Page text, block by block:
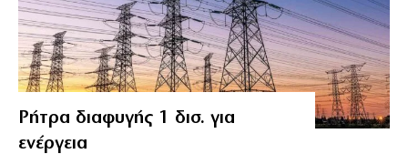
Ρήτρα διαφυγής 1 δισ. για
ενέργεια